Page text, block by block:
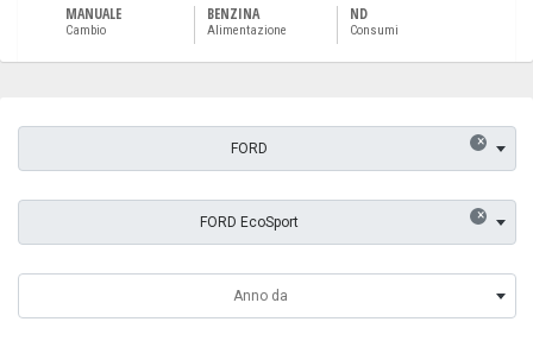
MANUALE
Cambio
BENZINA
Alimentazione
ND
Consumi
×
FORD
×
FORD EcoSport
Anno da